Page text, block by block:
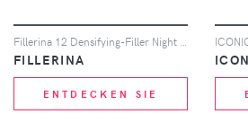
FILLERINA
ENTDECKEN SIE